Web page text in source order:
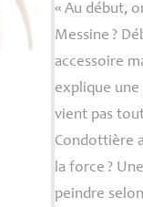
« Au début,
Messine ?
accessoire
explique
vient pas
Condottière
la force ?
peindre